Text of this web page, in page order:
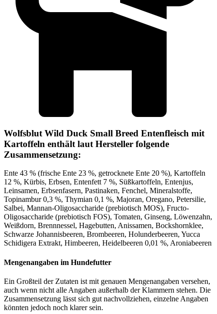
Wolfsblut Wild Duck Small Breed Entenfleisch mit
Kartoffeln enthält laut Hersteller folgende
Zusammensetzung:
Ente 43 % (frische Ente 23 %, getrocknete Ente 20 %), Kartoffeln
12 %, Kürbis, Erbsen, Entenfett 7 %, Süßkartoffeln, Entenjus,
Leinsamen, Erbsenfasern, Pastinaken, Fenchel, Mineralstoffe,
Topinambur 0,3 %, Thymian 0,1 %, Majoran, Oregano, Petersilie,
Salbei, Mannan-Oligosaccharide (prebiotisch MOS), Fructo-
Oligosaccharide (prebiotisch FOS), Tomaten, Ginseng, Löwenzahn,
Weißdorn, Brennnessel, Hagebutten, Anissamen, Bockshornklee,
Schwarze Johannisbeeren, Brombeeren, Holunderbeeren, Yucca
Schidigera Extrakt, Himbeeren, Heidelbeeren 0,01 %, Aroniabeeren
Mengenangaben im Hundefutter
Ein Großteil der Zutaten ist mit genauen Mengenangaben versehen,
auch wenn nicht alle Angaben außerhalb der Klammern stehen. Die
Zusammensetzung lässt sich gut nachvollziehen, einzelne Angaben
könnten jedoch noch klarer sein.